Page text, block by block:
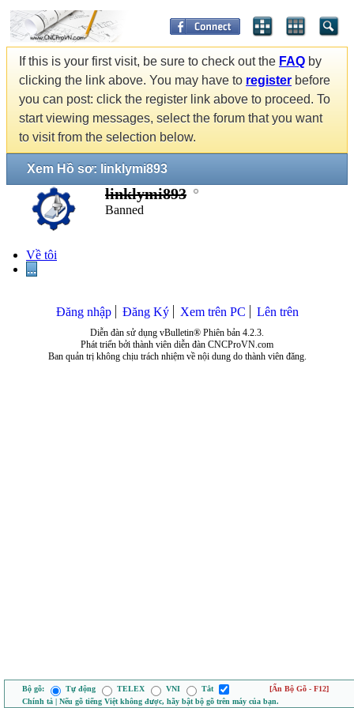
If this is your first visit, be sure to check out the FAQ by
clicking the link above. You may have to register before
you can post: click the register link above to proceed. To
start viewing messages, select the forum that you want
to visit from the selection below.
Xem Hồ sơ: linklymi893
linklymi893
Banned
Về tôi
...
Đăng nhập Đăng Ký Xem trên PC Lên trên
Diễn đàn sử dụng vBulletin® Phiên bản 4.2.3.
Phát triển bởi thành viên diễn đàn CNCProVN.com
Ban quản trị không chịu trách nhiệm về nội dung do thành viên đăng.
Bộ gõ: Tự động TELEX VNI Tắt
[Ẩn Bộ Gõ - F12]
Chính tả | Nếu gõ tiếng Việt không được, hãy bật bộ gõ trên máy của bạn.